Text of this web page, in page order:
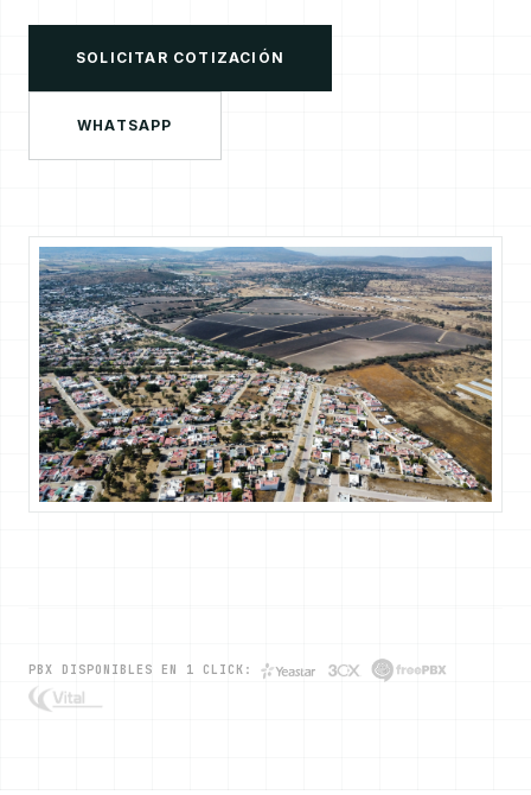
SOLICITAR COTIZACIÓN
WHATSAPP
PBX DISPONIBLES EN 1 CLICK: